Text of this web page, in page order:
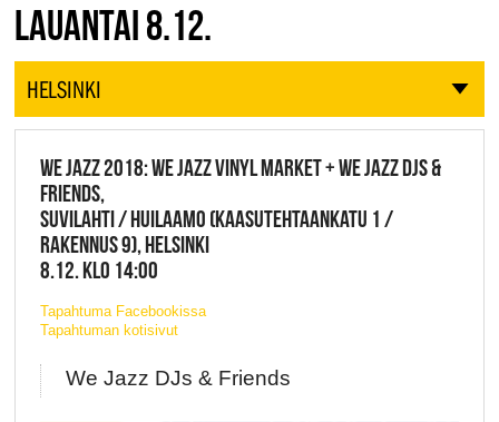
JAZZ FINLAND LIVE
LAUANTAI 8.12.
HELSINKI
WE JAZZ 2018: WE JAZZ VINYL MARKET + WE JAZZ DJS &
FRIENDS,
SUVILAHTI / HUILAAMO (KAASUTEHTAANKATU 1 /
RAKENNUS 9), HELSINKI
8.12. KLO 14:00
Tapahtuma Facebookissa
Tapahtuman kotisivut
We Jazz DJs & Friends